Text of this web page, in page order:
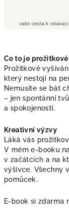
Co to je
Prožitkové
který nestojí na
Nemusíte se bát
– jen spontánní
a spokojenosti.
Kreativní výzvy
Láká vás
V mém e-booku
v začátcích a na
výšivce. Všechny
pomůcek.
E-book si zdarma